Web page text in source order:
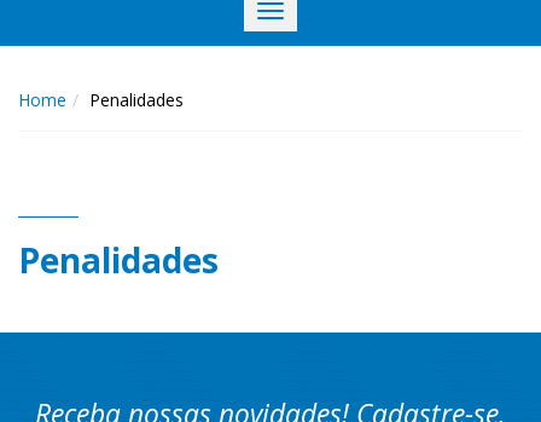
Toggle
navigation
Home Penalidades
Penalidades